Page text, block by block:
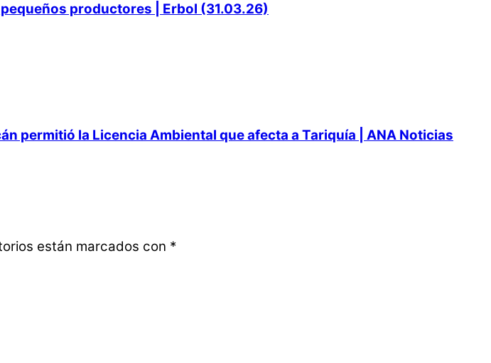
productores | Erbol (31.03.26)
permitió la Licencia Ambiental que afecta a Tariquía | ANA Noticias
están marcados con *